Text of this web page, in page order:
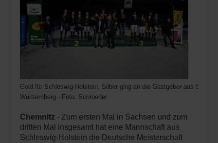
Gold für Schleswig-Holstein, Silber ging an die Gastgeber aus
Württemberg - Foto: Schroeder
Chemnitz - Zum ersten Mal in Sachsen und zum
dritten Mal insgesamt hat eine Mannschaft aus
Schleswig-Holstein die Deutsche Meisterschaft